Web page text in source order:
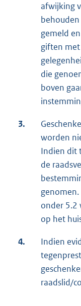
afwijking
gemeld
giften
die
boven
3.
worden
Indien dit
de
onder 5.2
op het
4.
Indien
raadslid/